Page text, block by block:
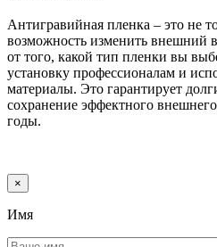
Антигравийная пленка – это не
возможность изменить внешний
от того, какой тип пленки вы
установку профессионалам и
материалы. Это гарантирует
сохранение эффектного
годы.
×
Имя